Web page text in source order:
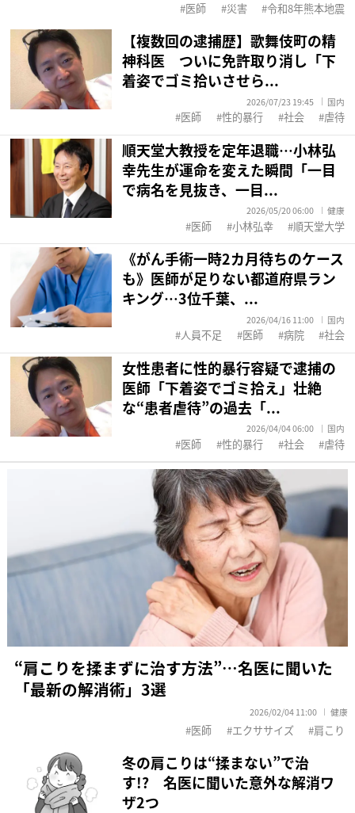
医師 災害 令和8年熊本地震
【複数回の逮捕歴】歌舞伎町の精
神科医 ついに免許取り消し「下
着姿でゴミ拾いさせら...
2026/07/23 19:45 国内
医師 性的暴行 社会 虐待
順天堂大教授を定年退職…小林弘
幸先生が運命を変えた瞬間「一目
で病名を見抜き、一目...
2026/05/20 06:00 健康
医師 小林弘幸 順天堂大学
《がん手術一時2カ月待ちのケース
も》医師が足りない都道府県ラン
キング…3位千葉、...
2026/04/16 11:00 国内
人員不足 医師 病院 社会
女性患者に性的暴行容疑で逮捕の
医師「下着姿でゴミ拾え」壮絶
な“患者虐待”の過去「...
2026/04/04 06:00 国内
医師 性的暴行 社会 虐待
“肩こりを揉まずに治す方法”…名医に聞いた
「最新の解消術」3選
2026/02/04 11:00 健康
医師 エクササイズ 肩こり
冬の肩こりは“揉まない”で治
す!? 名医に聞いた意外な解消ワ
ザ2つ